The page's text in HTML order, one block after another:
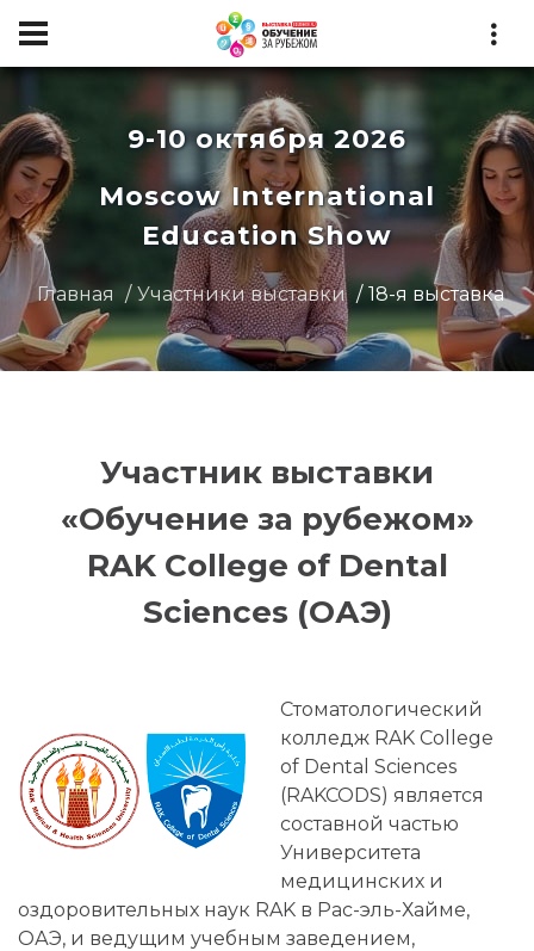
9-10 октября 2026
Moscow International
Education Show
Главная Участники выставки 18-я выставка
Участник выставки
«Обучение за рубежом»
RAK College of Dental
Sciences (ОАЭ)
Стоматологический
колледж RAK College
of Dental Sciences
(RAKCODS) является
составной частью
Университета
медицинских и
оздоровительных наук RAK в Рас-эль-Хайме,
ОАЭ, и ведущим учебным заведением,